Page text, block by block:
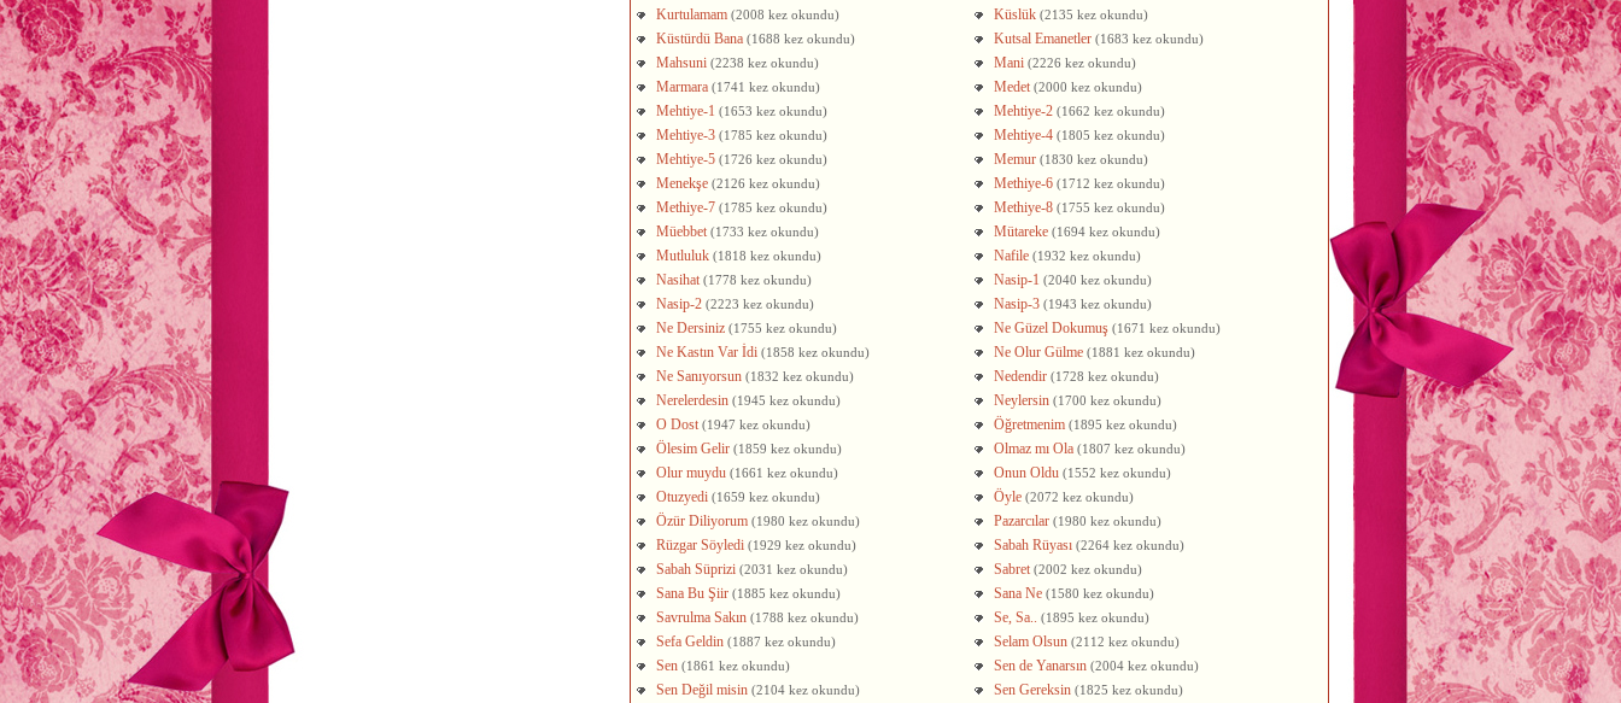
Kurtulamam (2008 kez okundu) Küslük (2135 kez okundu)
Küstürdü Bana (1688 kez okundu) Kutsal Emanetler (1683 kez okundu)
Mahsuni (2238 kez okundu) Mani (2226 kez okundu)
Marmara (1741 kez okundu) Medet (2000 kez okundu)
Mehtiye-1 (1653 kez okundu) Mehtiye-2 (1662 kez okundu)
Mehtiye-3 (1785 kez okundu) Mehtiye-4 (1805 kez okundu)
Mehtiye-5 (1726 kez okundu) Memur (1830 kez okundu)
Menekşe (2126 kez okundu) Methiye-6 (1712 kez okundu)
Methiye-7 (1785 kez okundu) Methiye-8 (1755 kez okundu)
Müebbet (1733 kez okundu) Mütareke (1694 kez okundu)
Mutluluk (1818 kez okundu) Nafile (1932 kez okundu)
Nasihat (1778 kez okundu) Nasip-1 (2040 kez okundu)
Nasip-2 (2223 kez okundu) Nasip-3 (1943 kez okundu)
Ne Dersiniz (1755 kez okundu) Ne Güzel Dokumuş (1671 kez okundu)
Ne Kastın Var İdi (1858 kez okundu) Ne Olur Gülme (1881 kez okundu)
Ne Sanıyorsun (1832 kez okundu) Nedendir (1728 kez okundu)
Nerelerdesin (1945 kez okundu) Neylersin (1700 kez okundu)
O Dost (1947 kez okundu) Öğretmenim (1895 kez okundu)
Ölesim Gelir (1859 kez okundu) Olmaz mı Ola (1807 kez okundu)
Olur muydu (1661 kez okundu) Onun Oldu (1552 kez okundu)
Otuzyedi (1659 kez okundu) Öyle (2072 kez okundu)
Özür Diliyorum (1980 kez okundu) Pazarcılar (1980 kez okundu)
Rüzgar Söyledi (1929 kez okundu) Sabah Rüyası (2264 kez okundu)
Sabah Süprizi (2031 kez okundu) Sabret (2002 kez okundu)
Sana Bu Şiir (1885 kez okundu) Sana Ne (1580 kez okundu)
Savrulma Sakın (1788 kez okundu) Se, Sa.. (1895 kez okundu)
Sefa Geldin (1887 kez okundu) Selam Olsun (2112 kez okundu)
Sen (1861 kez okundu) Sen de Yanarsın (2004 kez okundu)
Sen Değil misin (2104 kez okundu) Sen Gereksin (1825 kez okundu)